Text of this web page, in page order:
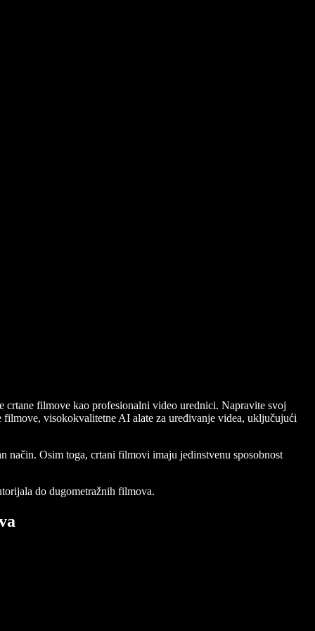
crtane filmove kao profesionalni video urednici. Napravite svoj
filmove, visokokvalitetne AI alate za uređivanje videa, uključujući
način. Osim toga, crtani filmovi imaju jedinstvenu sposobnost
do dugometražnih filmova.